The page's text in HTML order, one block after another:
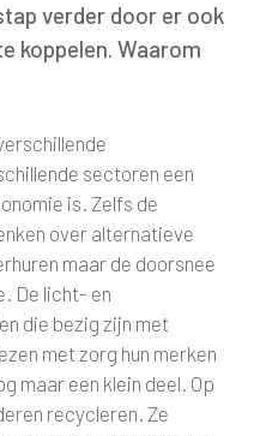
verder door er ook
koppelen. Waarom
sectoren een
is. Zelfs de
over alternatieve
maar de doorsnee
De licht- en
die bezig zijn met
met zorg hun merken
maar een klein deel. Op
recycleren. Ze